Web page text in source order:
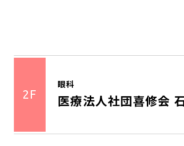
2F
眼科
医療法人社団喜修会